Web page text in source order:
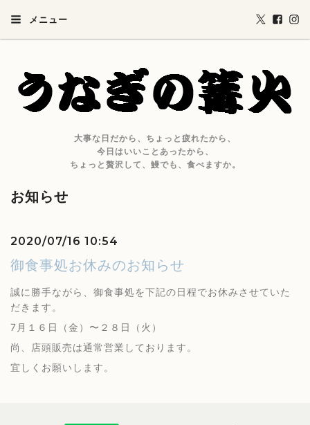
メニュー
大事な日だから、ちょっと疲れたから、
今日はいいことあったから、
ちょっと贅沢して、鰻でも、食べますか。
お知らせ
2020/07/16 10:54
御食事処お休みのお知らせ
誠に勝手ながら、御食事処を下記の日程でお休みさせていた
だきます。
7月１６日（金）〜２８日（火）
尚、店頭販売は通常営業しております。
宜しくお願いします。